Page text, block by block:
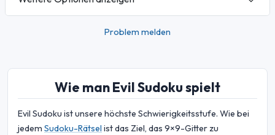
Problem melden
Wie man Evil Sudoku spielt
Evil Sudoku ist unsere höchste Schwierigkeitsstufe. Wie bei
jedem Sudoku-Rätsel ist das Ziel, das 9×9-Gitter zu